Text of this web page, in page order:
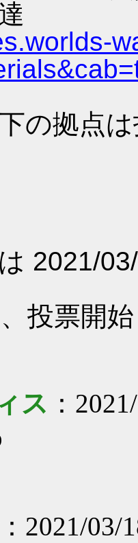
の拠点
2021/
投票開
ス ：
2021/03/